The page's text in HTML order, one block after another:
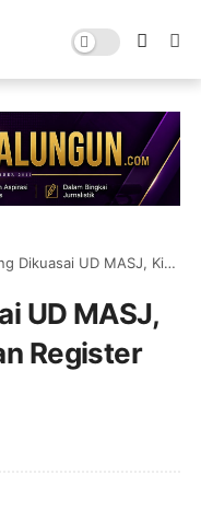
UD MASJ, Kini Sah Masuk Hutan Register 18
UD MASJ,
Register